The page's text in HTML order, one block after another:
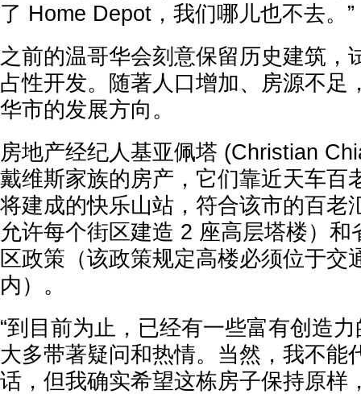
了 Home Depot，我们哪儿也不去。”
之前的温哥华会刻意保留历史建筑，
占性开发。随著人口增加、房源不足
华市的发展方向。
房地产经纪人基亚佩塔 (Christian
戴维斯家族的房产，它们靠近天车百
将建成的快乐山站，符合该市的百老
允许每个街区建造 2 座高层塔楼）和
区政策（该政策规定高楼必须位于交
内）。
“到目前为止，已经有一些富有创造
大多带著疑问和热情。当然，我不能
话，但我确实希望这栋房子保持原样